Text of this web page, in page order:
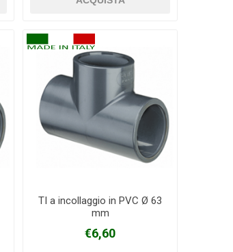
TI a incollaggio in PVC Ø 63
mm
€6,60